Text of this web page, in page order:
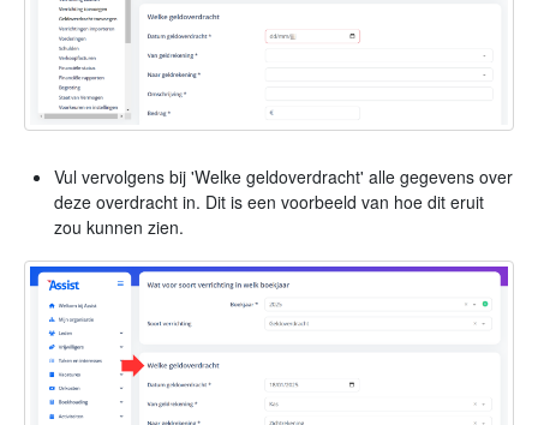
Vul vervolgens bij 'Welke geldoverdracht' alle gegevens over
deze overdracht in. Dit is een voorbeeld van hoe dit eruit
zou kunnen zien.